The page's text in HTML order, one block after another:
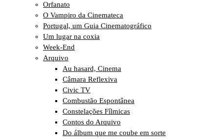
Orfanato
O Vampiro da Cinemateca
Portugal, um Guia Cinematográfico
Um lugar na coxia
Week-End
Arquivo
Au hasard, Cinema
Câmara Reflexiva
Civic TV
Combustão Espontânea
Constelações Fílmicas
Contos do Arquivo
Do álbum que me coube em sorte